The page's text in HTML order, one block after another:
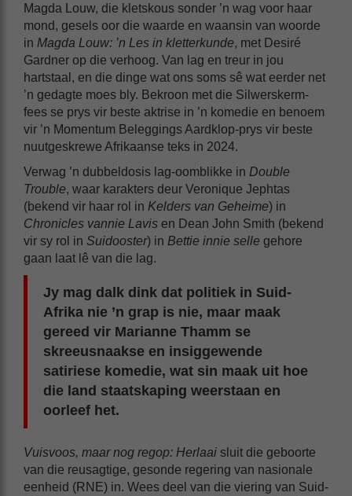
Magda Louw, die kletskous sonder ’n wag voor haar
mond, gesels oor die waarde en waansin van woorde
in Magda Louw: ’n Les in kletterkunde, met Desiré
Gardner op die verhoog. Van lag en treur in jou
hartstaal, en die dinge wat ons soms sê wat eerder net
’n gedagte moes bly. Bekroon met die Silwerskerm-
fees se prys vir beste aktrise in ’n komedie en benoem
vir ’n Momentum Beleggings Aardklop-prys vir beste
nuutgeskrewe Afrikaanse teks in 2024.
Verwag ’n dubbeldosis lag-oomblikke in Double
Trouble, waar karakters deur Veronique Jephtas
(bekend vir haar rol in Kelders van Geheime) in
Chronicles vannie Lavis en Dean John Smith (bekend
vir sy rol in Suidooster) in Bettie innie selle gehore
gaan laat lê van die lag.
Jy mag dalk dink dat politiek in Suid-
Afrika nie ’n grap is nie, maar maak
gereed vir Marianne Thamm se
skreeusnaakse en insiggewende
satiriese komedie, wat sin maak uit hoe
die land staatskaping weerstaan en
oorleef het.
Vuisvoos, maar nog regop: Herlaai sluit die geboorte
van die reusagtige, gesonde regering van nasionale
eenheid (RNE) in. Wees deel van die viering van Suid-